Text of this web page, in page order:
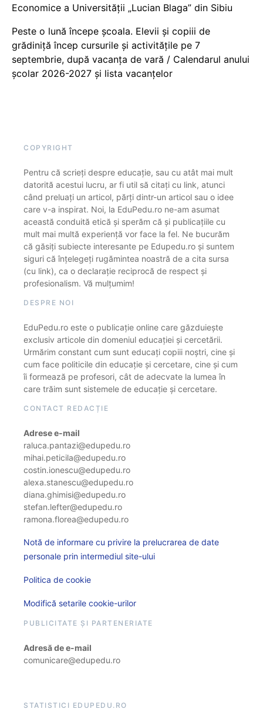
Economice a Universității „Lucian Blaga” din Sibiu
Peste o lună începe școala. Elevii și copiii de
grădiniță încep cursurile și activitățile pe 7
septembrie, după vacanța de vară / Calendarul anului
școlar 2026-2027 și lista vacanțelor
COPYRIGHT
Pentru că scrieți despre educație, sau cu atât mai mult
datorită acestui lucru, ar fi util să citați cu link, atunci
când preluați un articol, părți dintr-un articol sau o idee
care v-a inspirat. Noi, la EduPedu.ro ne-am asumat
această conduită etică și sperăm că și publicațiile cu
mult mai multă experiență vor face la fel. Ne bucurăm
că găsiți subiecte interesante pe Edupedu.ro și suntem
siguri că înțelegeți rugămintea noastră de a cita sursa
(cu link), ca o declarație reciprocă de respect și
profesionalism. Vă mulțumim!
DESPRE NOI
EduPedu.ro este o publicație online care găzduiește
exclusiv articole din domeniul educației și cercetării.
Urmărim constant cum sunt educați copiii noștri, cine și
cum face politicile din educație și cercetare, cine și cum
îi formează pe profesori, cât de adecvate la lumea în
care trăim sunt sistemele de educație și cercetare.
CONTACT REDACȚIE
Adrese e-mail
raluca.pantazi@edupedu.ro
mihai.peticila@edupedu.ro
costin.ionescu@edupedu.ro
alexa.stanescu@edupedu.ro
diana.ghimisi@edupedu.ro
stefan.lefter@edupedu.ro
ramona.florea@edupedu.ro
Notă de informare cu privire la prelucrarea de date
personale prin intermediul site-ului
Politica de cookie
Modifică setarile cookie-urilor
PUBLICITATE ȘI PARTENERIATE
Adresă de e-mail
comunicare@edupedu.ro
STATISTICI EDUPEDU.RO